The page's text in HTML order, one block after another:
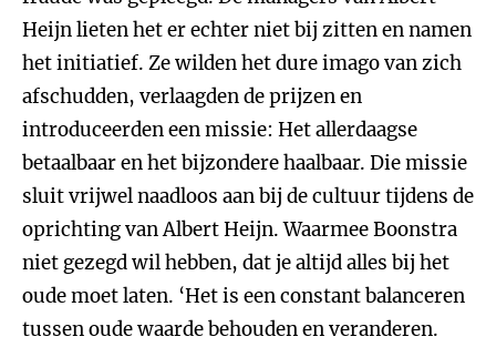
Heijn lieten het er echter niet bij zitten en namen
het initiatief. Ze wilden het dure imago van zich
afschudden, verlaagden de prijzen en
introduceerden een missie: Het allerdaagse
betaalbaar en het bijzondere haalbaar. Die missie
sluit vrijwel naadloos aan bij de cultuur tijdens de
oprichting van Albert Heijn. Waarmee Boonstra
niet gezegd wil hebben, dat je altijd alles bij het
oude moet laten. ‘Het is een constant balanceren
tussen oude waarde behouden en veranderen.